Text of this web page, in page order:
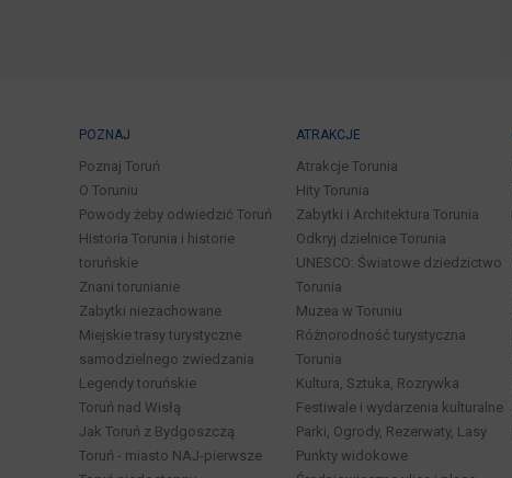
POZNAJ
Poznaj Toruń
O Toruniu
Powody żeby odwiedzić Toruń
Historia Torunia i historie
toruńskie
Znani torunianie
Zabytki niezachowane
Miejskie trasy turystyczne
samodzielnego zwiedzania
Legendy toruńskie
Toruń nad Wisłą
Jak Toruń z Bydgoszczą
Toruń - miasto NAJ-pierwsze
ATRAKCJE
Atrakcje Torunia
Hity Torunia
Zabytki i Architektura Torunia
Odkryj dzielnice Torunia
UNESCO: Światowe dziedzictwo
Torunia
Muzea w Toruniu
Różnorodność turystyczna
Torunia
Kultura, Sztuka, Rozrywka
Festiwale i wydarzenia kulturalne
Parki, Ogrody, Rezerwaty, Lasy
Punkty widokowe